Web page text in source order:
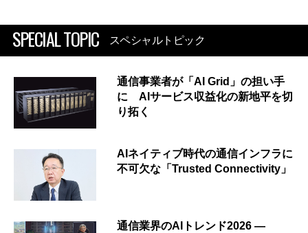
SPECIAL TOPIC スペシャルトピック
通信事業者が「AI Grid」の担い手
に AIサービス収益化の新地平を切
り拓く
AIネイティブ時代の通信インフラに
不可欠な「Trusted Connectivity」
通信業界のAIトレンド2026 ―